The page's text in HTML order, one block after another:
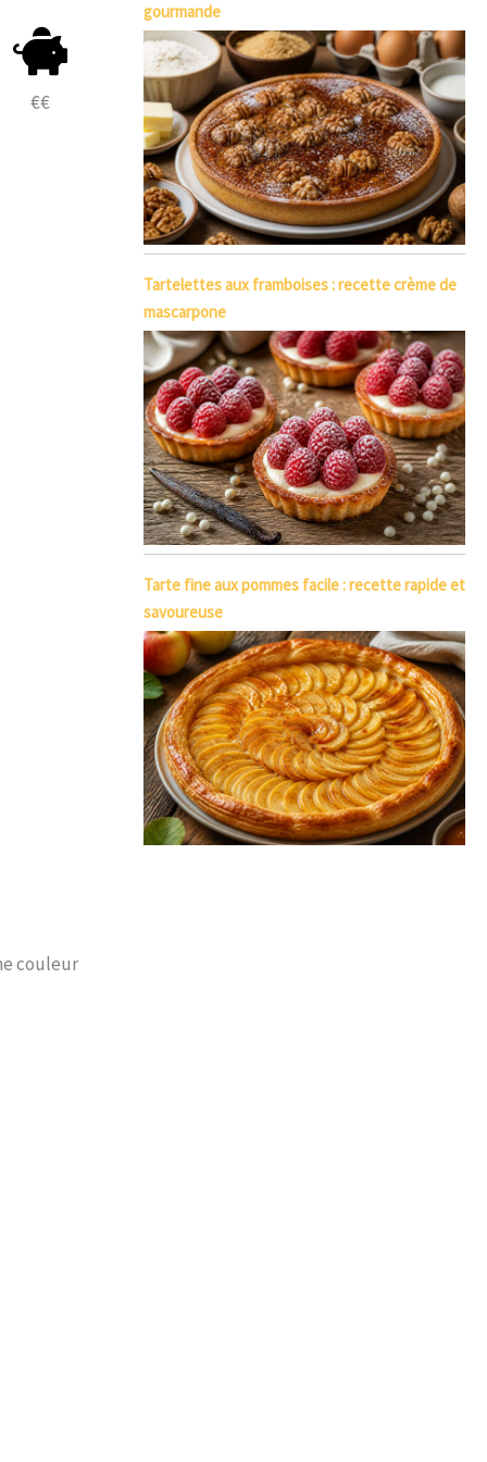
€€
couleur
gourmande
Tartelettes aux framboises : recette crème de
mascarpone
Tarte fine aux pommes facile : recette rapide et
savoureuse